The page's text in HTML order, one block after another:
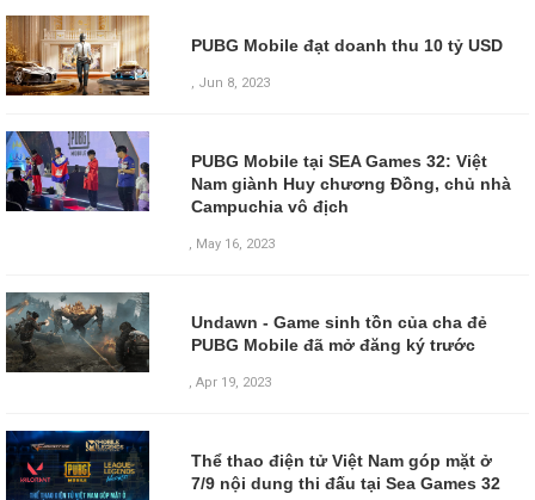
PUBG Mobile đạt doanh thu 10 tỷ USD
, Jun 8, 2023
PUBG Mobile tại SEA Games 32: Việt
Nam giành Huy chương Đồng, chủ nhà
Campuchia vô địch
, May 16, 2023
Undawn - Game sinh tồn của cha đẻ
PUBG Mobile đã mở đăng ký trước
,Apr 19, 2023
Thể thao điện tử Việt Nam góp mặt ở
7/9 nội dung thi đấu tại Sea Games 32